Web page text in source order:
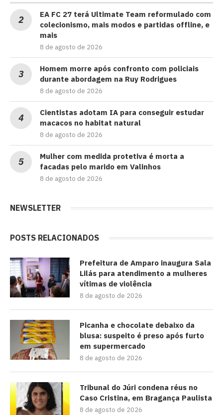
EA FC 27 terá Ultimate Team reformulado com
colecionismo, mais modos e partidas offline, e
mais
8 de agosto de 2026
Homem morre após confronto com policiais
durante abordagem na Ruy Rodrigues
8 de agosto de 2026
Cientistas adotam IA para conseguir estudar
macacos no habitat natural
8 de agosto de 2026
Mulher com medida protetiva é morta a
facadas pelo marido em Valinhos
8 de agosto de 2026
NEWSLETTER
POSTS RELACIONADOS
Prefeitura de Amparo inaugura Sala
Lilás para atendimento a mulheres
vítimas de violência
8 de agosto de 2026
Picanha e chocolate debaixo da
blusa: suspeito é preso após furto
em supermercado
8 de agosto de 2026
Tribunal do Júri condena réus no
Caso Cristina, em Bragança Paulista
8 de agosto de 2026